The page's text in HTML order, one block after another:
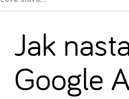
Jak
Google